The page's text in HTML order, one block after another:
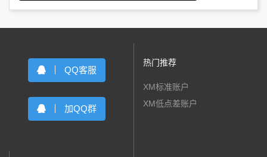
QQ客服
加QQ群
热门推荐
XM标准账户
XM低点差账户